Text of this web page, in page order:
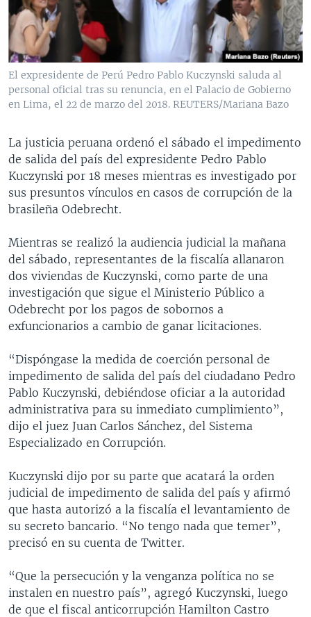
VENEZUELA
BRASIL
NICARAGUA
ECONOMÍA
ENTRETENIMIENTO Y CULTURA
TECNOLOGÍA
DEPORTES
CIENCIA Y SALUD
MULTIMEDIA
VIDEOS
FOTOGRAFÍA
AUDIOS
PROGRAMAS TV
EL MUNDO AL DÍA
FORO INTERAMERICANO
VISIÓN 360
LAS CLAVES
PANORAMA
RADIO
AVANCE INFORMATIVO
AUDIONOTICIAS
BUENOS DÍAS AMÉRICA
ESTADOS UNIDOS AL DÍA
EL MUNDO AL DÍA [RADIO]
FORO [RADIO]
DEPORTIVO INTERNACIONAL
NOTA ECONÓMICA
ENTRETENIMIENTO
DIRECT
DOCUMENTALES DE LA VOA
Learning English
SÍGANOS
Idiomas
El expresidente de Perú Pedro Pablo Kuczynski saluda al
personal oficial tras su renuncia, en el Palacio de Gobierno
en Lima, el 22 de marzo del 2018. REUTERS/Mariana Bazo
La justicia peruana ordenó el sábado el impedimento
de salida del país del expresidente Pedro Pablo
Kuczynski por 18 meses mientras es investigado por
sus presuntos vínculos en casos de corrupción de la
brasileña Odebrecht.
Mientras se realizó la audiencia judicial la mañana
del sábado, representantes de la fiscalía allanaron
dos viviendas de Kuczynski, como parte de una
investigación que sigue el Ministerio Público a
Odebrecht por los pagos de sobornos a
exfuncionarios a cambio de ganar licitaciones.
“Dispóngase la medida de coerción personal de
impedimento de salida del país del ciudadano Pedro
Pablo Kuczynski, debiéndose oficiar a la autoridad
administrativa para su inmediato cumplimiento”,
dijo el juez Juan Carlos Sánchez, del Sistema
Especializado en Corrupción.
Kuczynski dijo por su parte que acatará la orden
judicial de impedimento de salida del país y afirmó
que hasta autorizó a la fiscalía el levantamiento de
su secreto bancario. “No tengo nada que temer”,
precisó en su cuenta de Twitter.
“Que la persecución y la venganza política no se
instalen en nuestro país”, agregó Kuczynski, luego
de que el fiscal anticorrupción Hamilton Castro